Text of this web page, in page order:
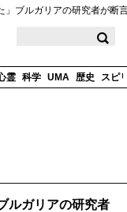
」ブルガリアの研究者が断
霊 科学 UMA 歴史 スピ
ルガリアの研究者